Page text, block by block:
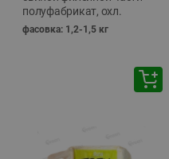
полуфабрикат, охл.
фасовка: 1,2-1,5 кг